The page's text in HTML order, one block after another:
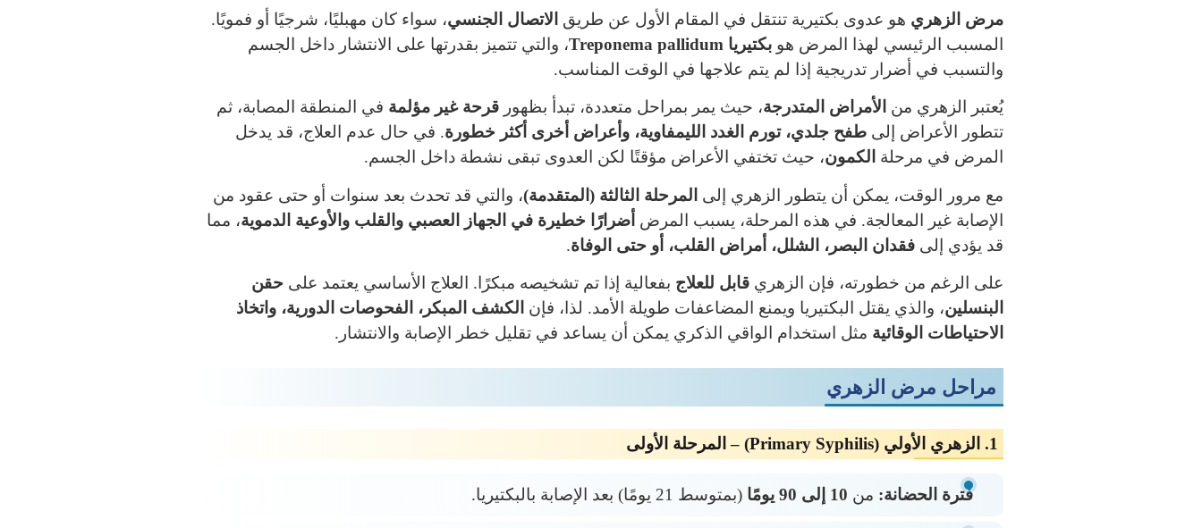
مرض الزهري هو عدوى بكتيرية تنتقل في المقام الأول عن طريق الاتصال الجنسي، سواء كان مهبليًا، شرجيًا أو فمويًا.
المسبب الرئيسي لهذا المرض هو بكتيريا Treponema pallidum
، والتي تتميز بقدرتها على الانتشار داخل الجسم
والتسبب في أضرار تدريجية إذا لم يتم علاجها في الوقت المناسب.
يُعتبر الزهري من الأمراض المتدرجة، حيث يمر بمراحل متعددة، تبدأ بظهور قرحة غير مؤلمة في المنطقة المصابة، ثم
تتطور الأعراض إلى طفح جلدي، تورم الغدد الليمفاوية، وأعراض أخرى أكثر خطورة. في حال عدم العلاج، قد يدخل
المرض في مرحلة الكمون، حيث تختفي الأعراض مؤقتًا لكن العدوى تبقى نشطة داخل الجسم.
مع مرور الوقت، يمكن أن يتطور الزهري إلى المرحلة الثالثة (المتقدمة)، والتي قد تحدث بعد سنوات أو حتى عقود من
الإصابة غير المعالجة. في هذه المرحلة، يسبب المرض أضرارًا خطيرة في الجهاز العصبي والقلب والأوعية الدموية، مما
قد يؤدي إلى فقدان البصر، الشلل، أمراض القلب، أو حتى الوفاة.
على الرغم من خطورته، فإن الزهري قابل للعلاج بفعالية إذا تم تشخيصه مبكرًا. العلاج الأساسي يعتمد على حقن
البنسلين، والذي يقتل البكتيريا ويمنع المضاعفات طويلة الأمد. لذا، فإن الكشف المبكر، الفحوصات الدورية، واتخاذ
الاحتياطات الوقائية مثل استخدام الواقي الذكري يمكن أن يساعد في تقليل خطر الإصابة والانتشار.
مراحل مرض الزهري
1. الزهري الأولي (Primary Syphilis) – المرحلة الأولى
فترة الحضانة: من 10 إلى 90 يومًا (بمتوسط 21 يومًا) بعد الإصابة بالبكتيريا.